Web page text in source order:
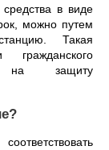
в виде
можно путем
Такая
гражданского
на защиту